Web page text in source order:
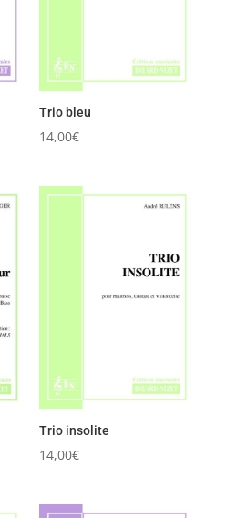
Trio bleu
14,00€
Trio insolite
14,00€